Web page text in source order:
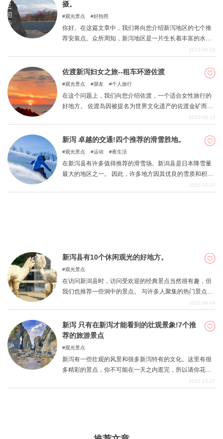
摄。
观光景点 好拍照
你好。在这篇文章中，我们将向您介绍新泻地区的七个推
荐安装点。众所周知，新泻地区是一片生长着丰富的水稻
的土地，这与它的气氛相结合，形成了一种平静的、日式
鲜的城市中是不容易享受到的。在你的照片中捕捉这种独
特的气氛，创造时尚和愉快的回忆。
2023-05-18
佐渡新泻妇女之旅--租车环游佐渡
观光景点 朋友 个人旅行
在这个问题上，我们向您介绍佐渡，一个适合女性旅行的
好地方。 佐渡岛因被提名为世界文化遗产的佐渡金矿而闻
名，但金矿并不是岛上唯一的景点。事实上，佐渡有许多
自然、历史和驾驶的女孩使用这篇文章来参观。
2023-02-15
新泻 卓越的交通!四个推荐的滑雪胜地。
观光景点 运动 夜生活
在新泻县有许多值得推荐的滑雪场。新潟县是日本降雪量
最大的地区之一。 因此，许多地方因其优良的雪质和积雪
覆盖以及较长的运营期而成为受欢迎的滑雪胜地。它们还
2022-12-27
新泻县有10个休闲观光的好地方。
观光景点
在访问新潟县时，访问受欢迎的经典景点当然很有趣，但
我们也推荐一些洞中的景点。 与许多人聚集的热门景点相
比，墙角的景点可以以更慢、更悠闲的节奏享受。 如果你
房花烛夜的地方就很合适。 本文介绍了新泻县一些值得推
荐的地方，如可以享受美丽的风景、疗养空间和宁静的地
方。
2022-08-24
新泻 只有在新泻才能看到的壮观景象!7个推
荐的旅游景点
观光景点
新泻有一些壮观的风景和很多新泻特有的文化。这里有很
多精彩的景点，你不可能在一天之内逛完，所以请你花时
2021-12-27